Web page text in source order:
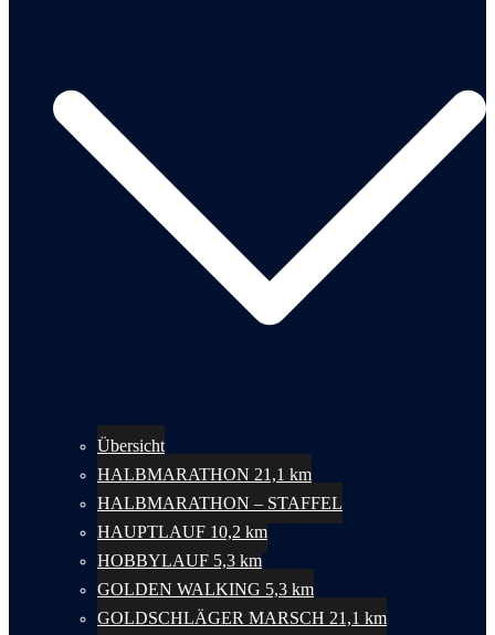
Übersicht
HALBMARATHON 21,1 km
HALBMARATHON – STAFFEL
HAUPTLAUF 10,2 km
HOBBYLAUF 5,3 km
GOLDEN WALKING 5,3 km
GOLDSCHLÄGER MARSCH 21,1 km